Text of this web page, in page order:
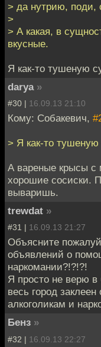
> да нутрию, поди,
>
> А какая, в
вкусные.
Я как-то тушеную
darya »
#30 | 16.09.13 21:10
Кому: Собакевич,
> Я как-то тушеную
А вареные крысы с
хорошие сосиски.
вываришь.
trewdat »
#31 | 16.09.13 21:27
Объясните
объявлений о
наркомании?!?!?!
Я просто не верю
весь город
алкоголикам и
Бенз »
#32 | 16.09.13 22:27